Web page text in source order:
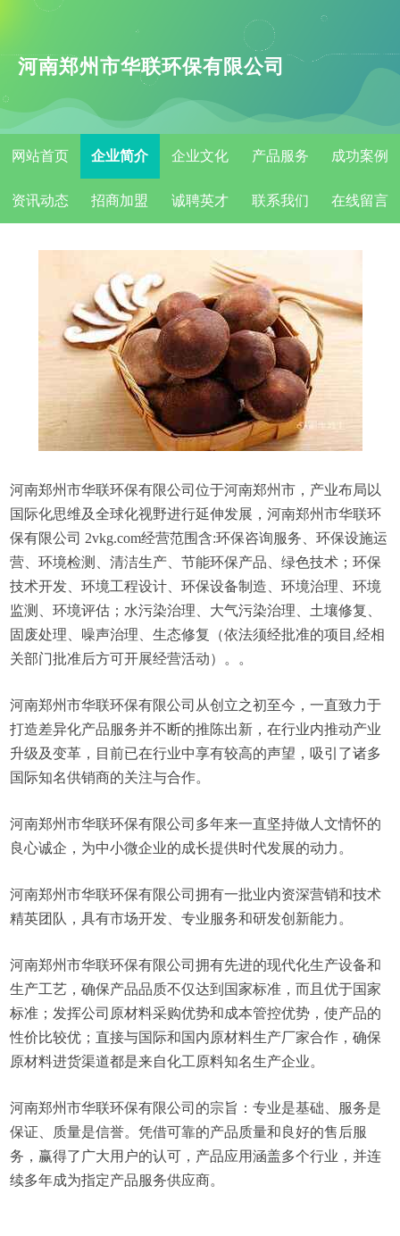
河南郑州市华联环保有限公司
网站首页 企业简介 企业文化 产品服务 成功案例
资讯动态 招商加盟 诚聘英才 联系我们 在线留言
河南郑州市华联环保有限公司位于河南郑州市，产业布局以
国际化思维及全球化视野进行延伸发展，河南郑州市华联环
保有限公司 2vkg.com经营范围含:环保咨询服务、环保设施运
营、环境检测、清洁生产、节能环保产品、绿色技术；环保
技术开发、环境工程设计、环保设备制造、环境治理、环境
监测、环境评估；水污染治理、大气污染治理、土壤修复、
固废处理、噪声治理、生态修复（依法须经批准的项目,经相
关部门批准后方可开展经营活动）。。
河南郑州市华联环保有限公司从创立之初至今，一直致力于
打造差异化产品服务并不断的推陈出新，在行业内推动产业
升级及变革，目前已在行业中享有较高的声望，吸引了诸多
国际知名供销商的关注与合作。
河南郑州市华联环保有限公司多年来一直坚持做人文情怀的
良心诚企，为中小微企业的成长提供时代发展的动力。
河南郑州市华联环保有限公司拥有一批业内资深营销和技术
精英团队，具有市场开发、专业服务和研发创新能力。
河南郑州市华联环保有限公司拥有先进的现代化生产设备和
生产工艺，确保产品品质不仅达到国家标准，而且优于国家
标准；发挥公司原材料采购优势和成本管控优势，使产品的
性价比较优；直接与国际和国内原材料生产厂家合作，确保
原材料进货渠道都是来自化工原料知名生产企业。
河南郑州市华联环保有限公司的宗旨：专业是基础、服务是
保证、质量是信誉。凭借可靠的产品质量和良好的售后服
务，赢得了广大用户的认可，产品应用涵盖多个行业，并连
续多年成为指定产品服务供应商。